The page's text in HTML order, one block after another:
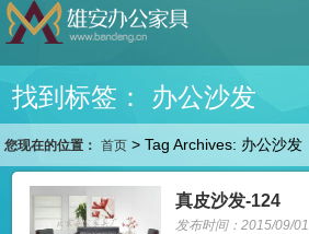
找到标签： 办公沙发
您现在的位置： 首页 >Tag Archives: 办公沙发
真皮沙发-124
发布时间：2015/09/01